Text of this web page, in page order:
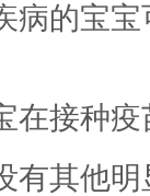
病的宝宝
在接种
有其他